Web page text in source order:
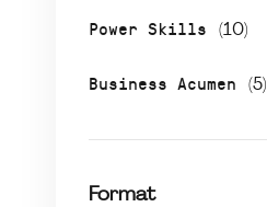
Power Skills (10)
Business Acumen (5)
Format